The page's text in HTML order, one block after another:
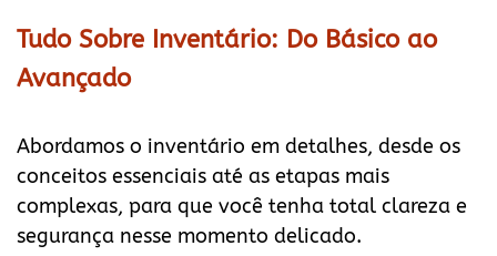
Tudo Sobre Inventário: Do Básico ao
Avançado
Abordamos o inventário em detalhes, desde os
conceitos essenciais até as etapas mais
complexas, para que você tenha total clareza e
segurança nesse momento delicado.